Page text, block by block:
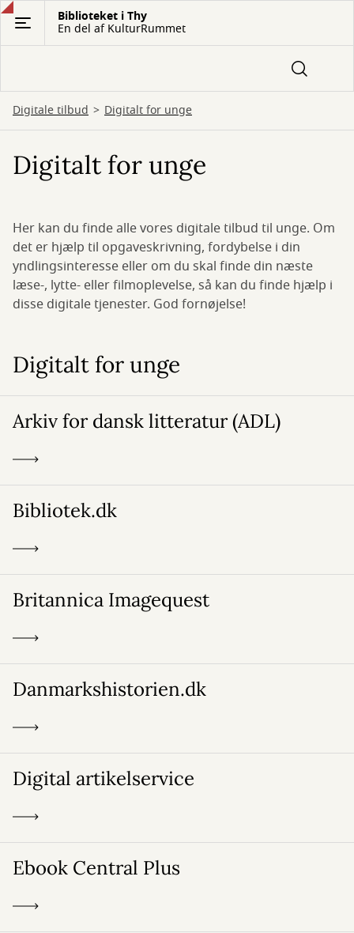
Gå
hovedindhold
Biblioteket i Thy
En del af KulturRummet
Digitale tilbud Digitalt for unge
Digitalt for unge
Her kan du finde alle vores digitale tilbud til unge. Om
det er hjælp til opgaveskrivning, fordybelse i din
yndlingsinteresse eller om du skal finde din næste
læse-, lytte- eller filmoplevelse, så kan du finde hjælp i
disse digitale tjenester. God fornøjelse!
Digitalt for unge
Arkiv for dansk litteratur (ADL)
Bibliotek.dk
Britannica Imagequest
Danmarkshistorien.dk
Digital artikelservice
Ebook Central Plus